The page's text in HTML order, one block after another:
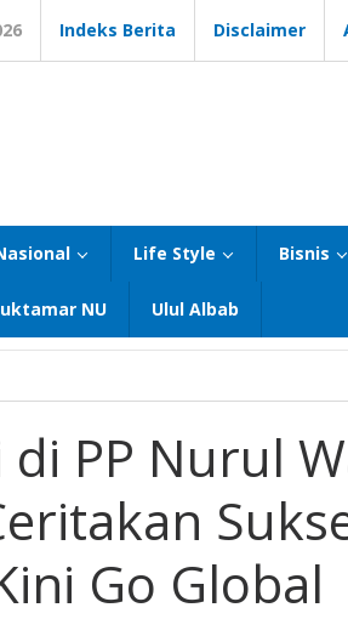
Indeks Berita Disclaimer
Life Style Bisnis
NU Ulul Albab
PP Nurul
Go Global